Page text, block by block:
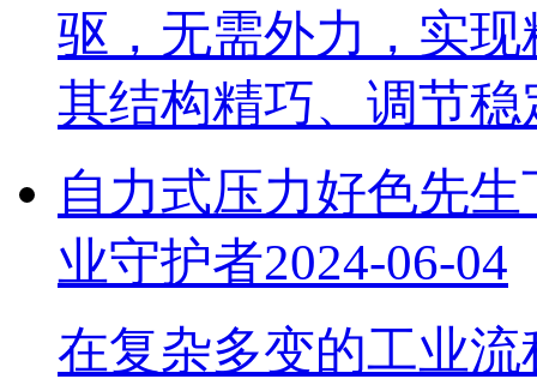
驱，无需外力，
其结构精巧、调节稳
自力式压力好色先
业守护者2024-06-04
在复杂多变的工业流